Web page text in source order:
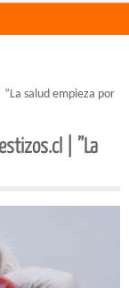
salud empieza por
| ”La